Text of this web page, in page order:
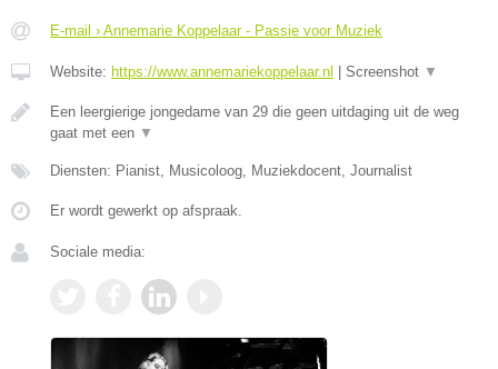
E-mail › Annemarie Koppelaar - Passie voor Muziek
Website: https://www.annemariekoppelaar.nl Screenshot ▼
Een leergierige jongedame van 29 die geen uitdaging uit de weg
gaat met een ▼
Diensten: Pianist, Musicoloog, Muziekdocent, Journalist
Er wordt gewerkt op afspraak.
Sociale media: